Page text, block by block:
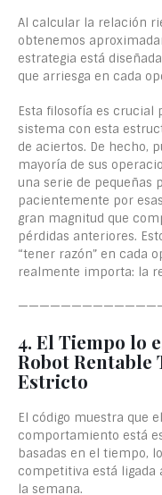
Al calcular la relación
obtenemos
estrategia está
que arriesga en cada
Esta filosofía es crucial
sistema con esta
de aciertos. De hecho,
mayoría de sus
una serie de pequeñas
pacientemente por
gran magnitud que
pérdidas anteriores.
“tener razón” en cada
realmente importa: la
4. El Tiempo lo
Robot
Estricto
El código muestra que
comportamiento está
basadas en el tiempo,
competitiva está ligada
la semana.